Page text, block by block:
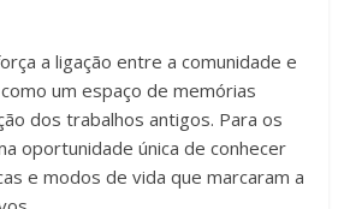
a ligação entre a comunidade e
um espaço de memórias
dos trabalhos antigos. Para os
oportunidade única de conhecer
e modos de vida que marcaram a